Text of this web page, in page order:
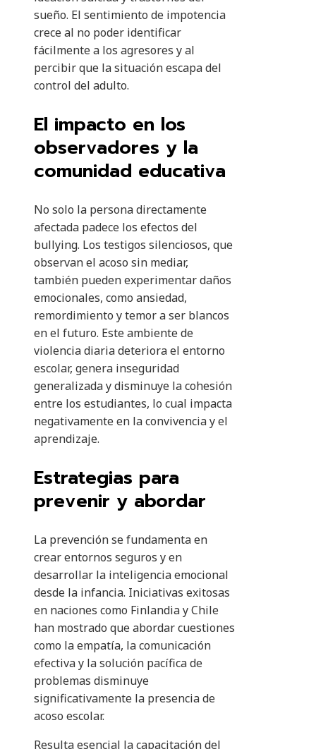
sueño. El sentimiento de impotencia
crece al no poder identificar
fácilmente a los agresores y al
percibir que la situación escapa del
control del adulto.
El impacto en los
observadores y la
comunidad educativa
No solo la persona directamente
afectada padece los efectos del
bullying. Los testigos silenciosos, que
observan el acoso sin mediar,
también pueden experimentar daños
emocionales, como ansiedad,
remordimiento y temor a ser blancos
en el futuro. Este ambiente de
violencia diaria deteriora el entorno
escolar, genera inseguridad
generalizada y disminuye la cohesión
entre los estudiantes, lo cual impacta
negativamente en la convivencia y el
aprendizaje.
Estrategias para
prevenir y abordar
La prevención se fundamenta en
crear entornos seguros y en
desarrollar la inteligencia emocional
desde la infancia. Iniciativas exitosas
en naciones como Finlandia y Chile
han mostrado que abordar cuestiones
como la empatía, la comunicación
efectiva y la solución pacífica de
problemas disminuye
significativamente la presencia de
acoso escolar.
Resulta esencial la capacitación del